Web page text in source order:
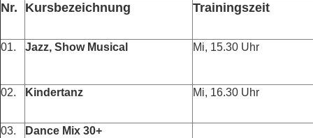
Nr. Kursbezeichnung Trainingszeit
01. Jazz, Show Musical Mi, 15.30 Uhr
02. Kindertanz Mi, 16.30 Uhr
03. Dance Mix 30+